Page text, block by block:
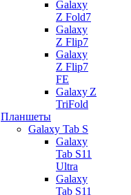
Galaxy
Z Fold7
Galaxy
Z Flip7
Galaxy
Z Flip7
FE
Galaxy Z
TriFold
Планшеты
Galaxy Tab S
Galaxy
Tab S11
Ultra
Galaxy
Tab S11